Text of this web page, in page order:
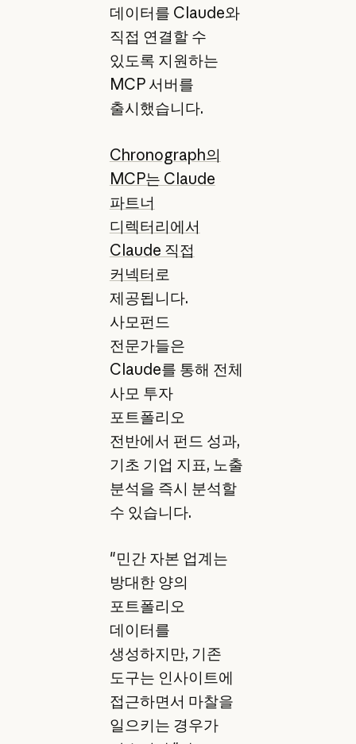
데이터를 Claude와
직접 연결할 수
있도록 지원하는
MCP 서버를
출시했습니다.
Chronograph의
MCP는 Claude
파트너
디렉터리에서
Claude 직접
커넥터 로
제공됩니다.
사모펀드
전문가들은
Claude를 통해 전체
사모 투자
포트폴리오
전반에서 펀드 성과,
기초 기업 지표, 노출
분석을 즉시 분석할
수 있습니다.
"민간 자본 업계는
방대한 양의
포트폴리오
데이터를
생성하지만, 기존
도구는 인사이트에
접근하면서 마찰을
일으키는 경우가